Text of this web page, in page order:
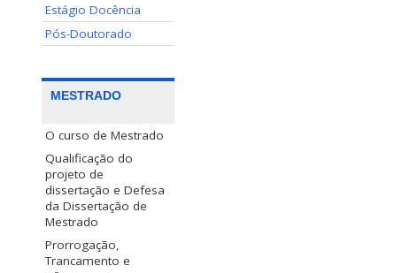
Estágio Docência
Pós-Doutorado
MESTRADO
O curso de Mestrado
Qualificação do
projeto de
dissertação e Defesa
da Dissertação de
Mestrado
Prorrogação,
Trancamento e